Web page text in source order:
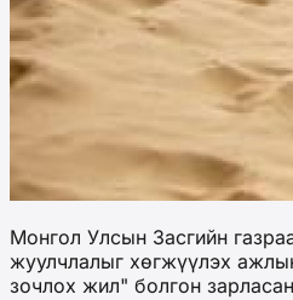
Монгол Улсын Засгийн
жуулчлалыг хөгжүүлэх
зочлох жил" болгон